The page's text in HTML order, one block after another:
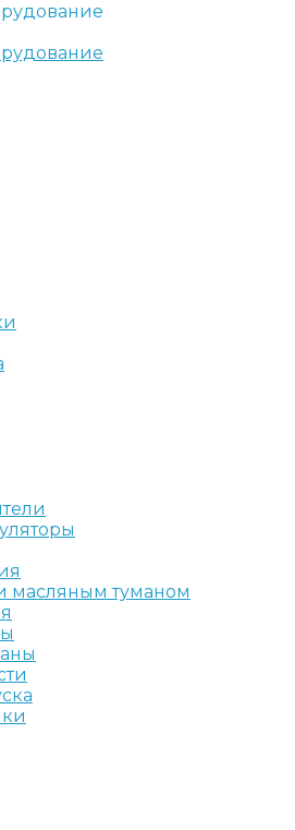
масляным туманом